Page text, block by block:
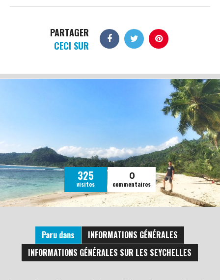
PARTAGER
CECI SUR
325
visites
0
commentaires
Paru dans
INFORMATIONS GÉNÉRALES
INFORMATIONS GÉNÉRALES SUR LES SEYCHELLES